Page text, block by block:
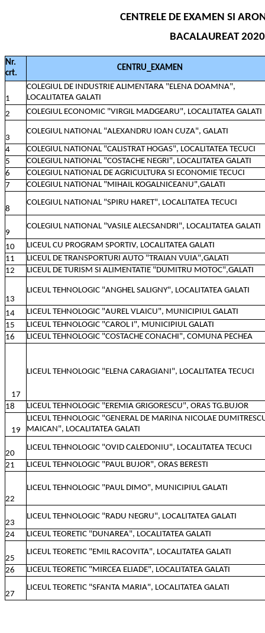
CENTRELE DE EXAMEN SI
BACALAUREAT
Nr.
crt.
CENTRU_EXAMEN
1
COLEGIUL DE INDUSTRIE ALIMENTARA "ELENA DOAMNA",
LOCALITATEA GALATI
2
COLEGIUL ECONOMIC "VIRGIL MADGEARU", LOCALITATEA GALATI
3
COLEGIUL NATIONAL "ALEXANDRU IOAN CUZA", GALATI
4
COLEGIUL NATIONAL "CALISTRAT HOGAS", LOCALITATEA TECUCI
5
COLEGIUL NATIONAL "COSTACHE NEGRI", LOCALITATEA GALATI
6
COLEGIUL NATIONAL DE AGRICULTURA SI ECONOMIE TECUCI
7
COLEGIUL NATIONAL "MIHAIL KOGALNICEANU",GALATI
8
COLEGIUL NATIONAL "SPIRU HARET", LOCALITATEA TECUCI
9
COLEGIUL NATIONAL "VASILE ALECSANDRI", LOCALITATEA GALATI
10
LICEUL CU PROGRAM SPORTIV, LOCALITATEA GALATI
11
LICEUL DE TRANSPORTURI AUTO "TRAIAN VUIA",GALATI
12
LICEUL DE TURISM SI ALIMENTATIE "DUMITRU MOTOC",GALATI
13
LICEUL TEHNOLOGIC "ANGHEL SALIGNY", LOCALITATEA GALATI
14
LICEUL TEHNOLOGIC "AUREL VLAICU", MUNICIPIUL GALATI
15
LICEUL TEHNOLOGIC "CAROL I", MUNICIPIUL GALATI
16
LICEUL TEHNOLOGIC "COSTACHE CONACHI", COMUNA PECHEA
17
LICEUL TEHNOLOGIC "ELENA CARAGIANI", LOCALITATEA TECUCI
18 LICEUL TEHNOLOGIC "EREMIA GRIGORESCU", ORAS TG.BUJOR
19
LICEUL TEHNOLOGIC "GENERAL DE MARINA NICOLAE
MAICAN", LOCALITATEA GALATI
20
LICEUL TEHNOLOGIC "OVID CALEDONIU", LOCALITATEA TECUCI
21
LICEUL TEHNOLOGIC "PAUL BUJOR", ORAS BERESTI
22
LICEUL TEHNOLOGIC "PAUL DIMO", MUNICIPIUL GALATI
23
LICEUL TEHNOLOGIC "RADU NEGRU", LOCALITATEA GALATI
24 LICEUL TEORETIC "DUNAREA", LOCALITATEA GALATI
25
LICEUL TEORETIC "EMIL RACOVITA", LOCALITATEA GALATI
26 LICEUL TEORETIC "MIRCEA ELIADE", LOCALITATEA GALATI
27
LICEUL TEORETIC "SFANTA MARIA", LOCALITATEA GALATI